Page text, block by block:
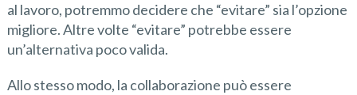
al lavoro, potremmo decidere che “evitare” sia l’opzione
migliore. Altre volte “evitare” potrebbe essere
un’alternativa poco valida.
Allo stesso modo, la collaborazione può essere